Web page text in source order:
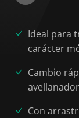
Ideal para
carácter
Cambio
Con